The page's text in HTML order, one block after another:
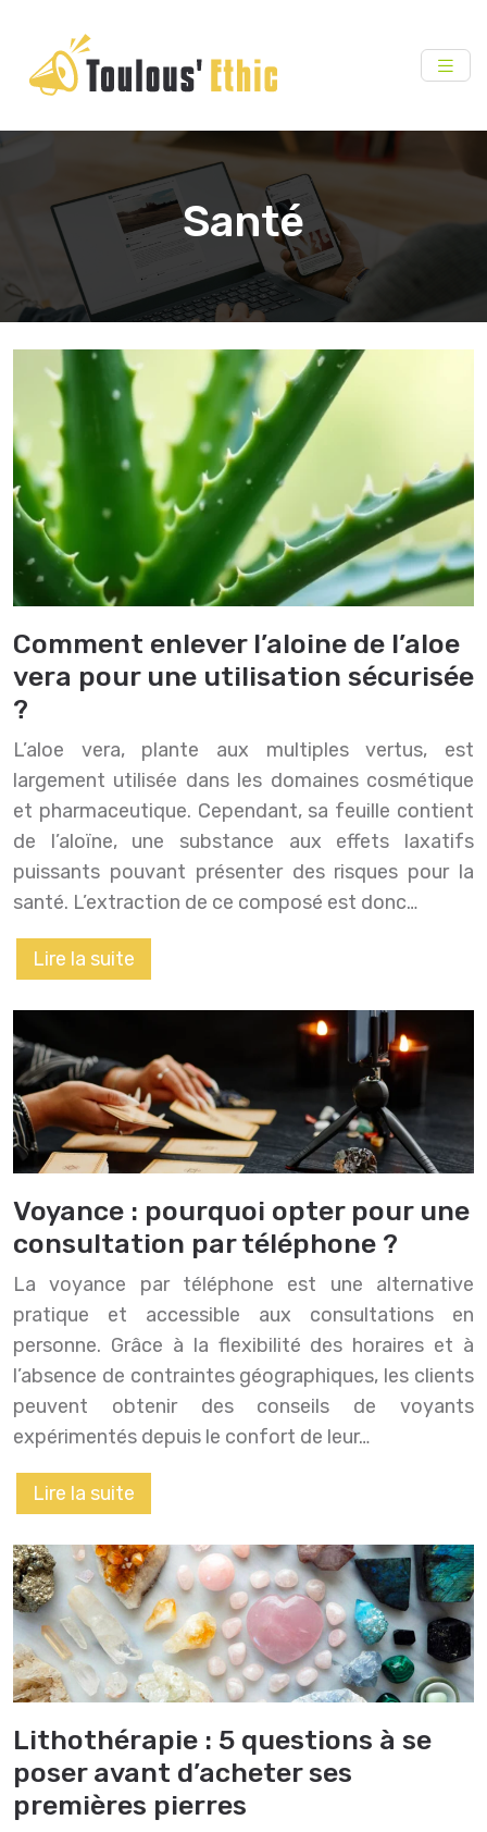
Santé
Comment enlever l’aloine de l’aloe
vera pour une utilisation sécurisée
?
L’aloe vera, plante aux multiples vertus, est
largement utilisée dans les domaines cosmétique
et pharmaceutique. Cependant, sa feuille contient
de l’aloïne, une substance aux effets laxatifs
puissants pouvant présenter des risques pour la
santé. L’extraction de ce composé est donc…
Lire la suite
Voyance : pourquoi opter pour une
consultation par téléphone ?
La voyance par téléphone est une alternative
pratique et accessible aux consultations en
personne. Grâce à la flexibilité des horaires et à
l’absence de contraintes géographiques, les clients
peuvent obtenir des conseils de voyants
expérimentés depuis le confort de leur…
Lire la suite
Lithothérapie : 5 questions à se
poser avant d’acheter ses
premières pierres